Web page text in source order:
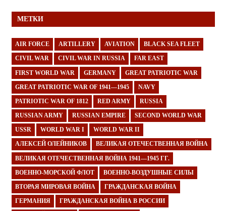
МЕТКИ
AIR FORCE ARTILLERY AVIATION BLACK SEA FLEET
CIVIL WAR CIVIL WAR IN RUSSIA FAR EAST
FIRST WORLD WAR GERMANY GREAT PATRIOTIC WAR
GREAT PATRIOTIC WAR OF 1941—1945 NAVY
PATRIOTIC WAR OF 1812 RED ARMY RUSSIA
RUSSIAN ARMY RUSSIAN EMPIRE SECOND WORLD WAR
USSR WORLD WAR I WORLD WAR II
АЛЕКСЕЙ ОЛЕЙНИКОВ ВЕЛИКАЯ ОТЕЧЕСТВЕННАЯ ВОЙНА
ВЕЛИКАЯ ОТЕЧЕСТВЕННАЯ ВОЙНА 1941—1945 ГГ.
ВОЕННО-МОРСКОЙ ФЛОТ ВОЕННО-ВОЗДУШНЫЕ СИЛЫ
ВТОРАЯ МИРОВАЯ ВОЙНА ГРАЖДАНСКАЯ ВОЙНА
ГЕРМАНИЯ ГРАЖДАНСКАЯ ВОЙНА В РОССИИ